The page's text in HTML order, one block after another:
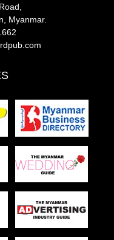
Myanmar.